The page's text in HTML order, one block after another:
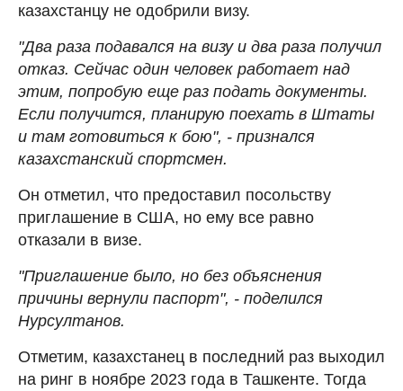
казахстанцу не одобрили визу.
"Два раза подавался на визу и два раза получил
отказ. Сейчас один человек работает над
этим, попробую еще раз подать документы.
Если получится, планирую поехать в Штаты
и там готовиться к бою", - признался
казахстанский спортсмен.
Он отметил, что предоставил посольству
приглашение в США, но ему все равно
отказали в визе.
"Приглашение было, но без объяснения
причины вернули паспорт", - поделился
Нурсултанов.
Отметим, казахстанец в последний раз выходил
на ринг в ноябре 2023 года в Ташкенте. Тогда